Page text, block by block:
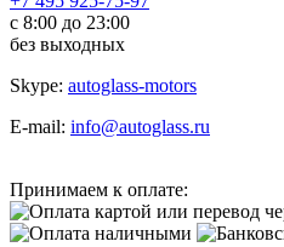
с 8:00 до 23:00
без выходных
Skype: autoglass-motors
E-mail: info@autoglass.ru
Принимаем к оплате: